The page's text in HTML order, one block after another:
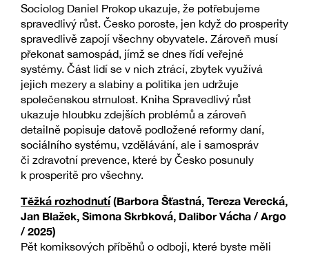
Sociolog Daniel Prokop ukazuje, že potřebujeme
spravedlivý růst. Česko poroste, jen když do prosperity
spravedlivě zapojí všechny obyvatele. Zároveň musí
překonat samospád, jímž se dnes řídí veřejné
systémy. Část lidí se v nich ztrácí, zbytek využívá
jejich mezery a slabiny a politika jen udržuje
společenskou strnulost. Kniha Spravedlivý růst
ukazuje hloubku zdejších problémů a zároveň
detailně popisuje datově podložené reformy daní,
sociálního systému, vzdělávání, ale i samospráv
či zdravotní prevence, které by Česko posunuly
k prosperitě pro všechny.
Těžká rozhodnutí(Barbora Šťastná, Tereza Verecká,
Jan Blažek, Simona Skrbková, Dalibor Vácha / Argo
/ 2025)
Pět komiksových příběhů o odboji, které byste měli